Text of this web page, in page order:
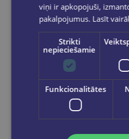
€0.80
Add to
viņi ir apkopojuši,
pakalpojumus. Lasīt
Strikti
nepieciešamie
Funkcionalitātes